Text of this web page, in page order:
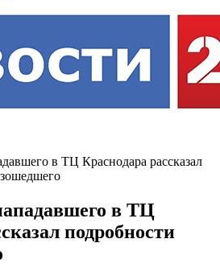
в ТЦ Краснодара рассказал
в ТЦ
подробности